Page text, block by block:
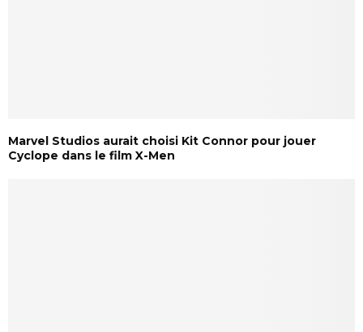
Marvel Studios aurait choisi Kit Connor pour jouer
Cyclope dans le film X-Men